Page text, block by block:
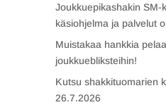
Joukkuepikashakin SM-
käsiohjelma ja palvelut
Muistakaa hankkia
joukkuebliksteihin!
Kutsu shakkituomarien
26.7.2026